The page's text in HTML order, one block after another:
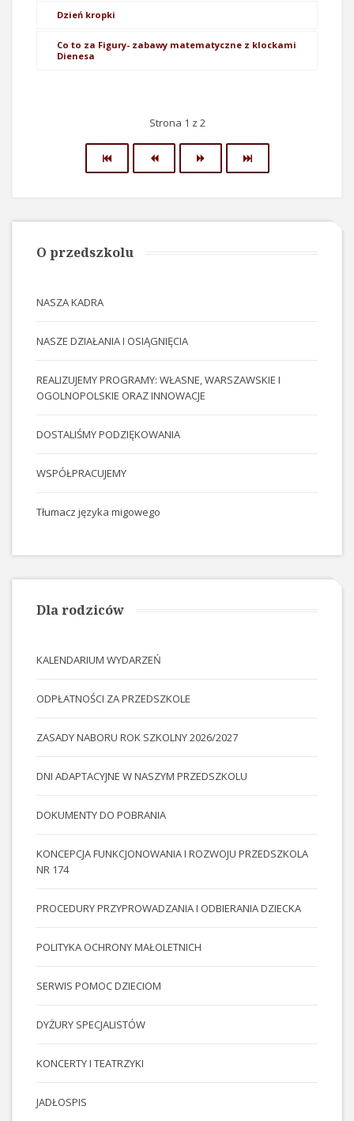
Dzień kropki
Co to za Figury- zabawy matematyczne z klockami
Dienesa
Strona 1 z 2
O przedszkolu
NASZA KADRA
NASZE DZIAŁANIA I OSIĄGNIĘCIA
REALIZUJEMY PROGRAMY: WŁASNE, WARSZAWSKIE I
OGOLNOPOLSKIE ORAZ INNOWACJE
DOSTALIŚMY PODZIĘKOWANIA
WSPÓŁPRACUJEMY
Tłumacz języka migowego
Dla rodziców
KALENDARIUM WYDARZEŃ
ODPŁATNOŚCI ZA PRZEDSZKOLE
ZASADY NABORU ROK SZKOLNY 2026/2027
DNI ADAPTACYJNE W NASZYM PRZEDSZKOLU
DOKUMENTY DO POBRANIA
KONCEPCJA FUNKCJONOWANIA I ROZWOJU PRZEDSZKOLA
NR 174
PROCEDURY PRZYPROWADZANIA I ODBIERANIA DZIECKA
POLITYKA OCHRONY MAŁOLETNICH
SERWIS POMOC DZIECIOM
DYŻURY SPECJALISTÓW
KONCERTY I TEATRZYKI
JADŁOSPIS